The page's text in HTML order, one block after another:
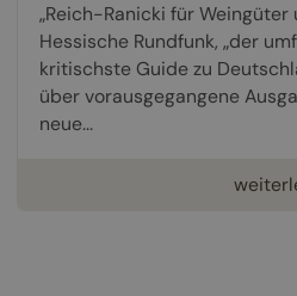
„Reich-Ranicki für
Hessische Rundfunk, „der
kritischste Guide zu
über vorausgegangene
neue...